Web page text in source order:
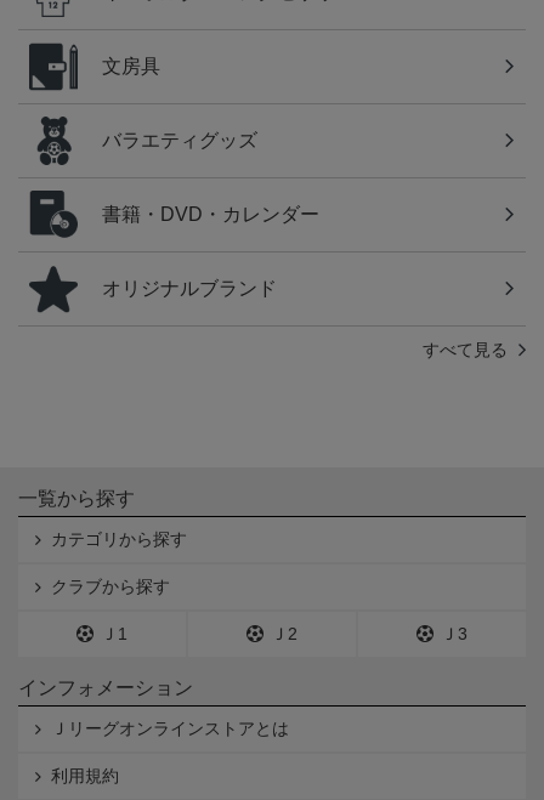
文房具
バラエティグッズ
書籍・DVD・カレンダー
オリジナルブランド
すべて見る
一覧から探す
カテゴリから探す
クラブから探す
Ｊ1 Ｊ2 Ｊ3
インフォメーション
Ｊリーグオンラインストアとは
利用規約